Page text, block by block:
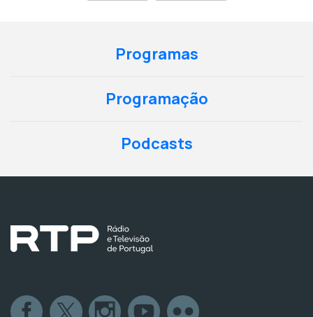
Programas
Programação
Podcasts